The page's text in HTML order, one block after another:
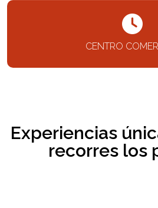
CENTRO
Experiencias
recorres los